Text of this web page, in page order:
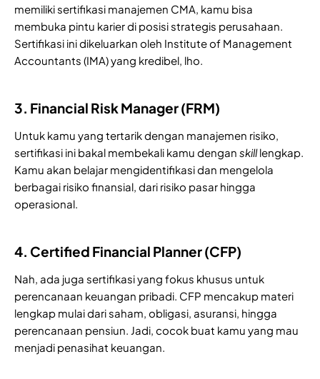
memiliki sertifikasi manajemen CMA, kamu bisa
membuka pintu karier di posisi strategis perusahaan.
Sertifikasi ini dikeluarkan oleh Institute of Management
Accountants (IMA) yang kredibel, lho.
3. Financial Risk Manager (FRM)
Untuk kamu yang tertarik dengan manajemen risiko,
sertifikasi ini bakal membekali kamu dengan skilllengkap.
Kamu akan belajar mengidentifikasi dan mengelola
berbagai risiko finansial, dari risiko pasar hingga
operasional.
4. Certified Financial Planner (CFP)
Nah, ada juga sertifikasi yang fokus khusus untuk
perencanaan keuangan pribadi. CFP mencakup materi
lengkap mulai dari saham, obligasi, asuransi, hingga
perencanaan pensiun. Jadi, cocok buat kamu yang mau
menjadi penasihat keuangan.